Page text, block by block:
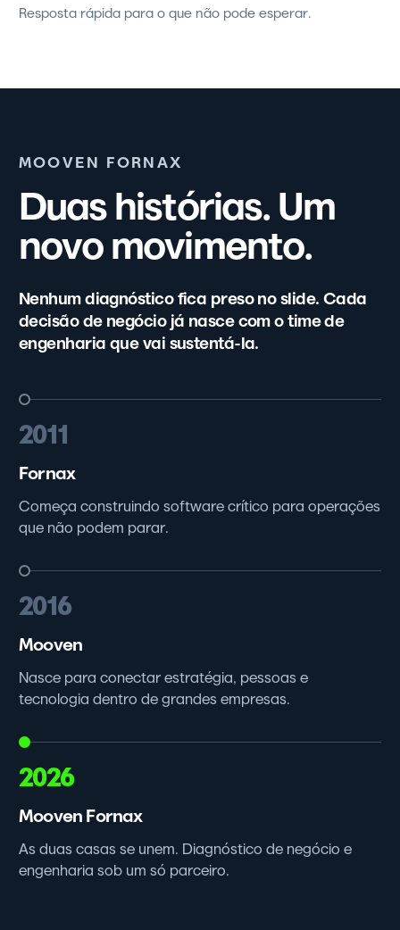
Resposta rápida para o que não pode esperar.
MOOVEN FORNAX
Duas histórias. Um
novo movimento.
Nenhum diagnóstico fica preso no slide. Cada
decisão de negócio já nasce com o time de
engenharia que vai sustentá-la.
2011
Fornax
Começa construindo software crítico para operações
que não podem parar.
2016
Mooven
Nasce para conectar estratégia, pessoas e
tecnologia dentro de grandes empresas.
2026
Mooven Fornax
As duas casas se unem. Diagnóstico de negócio e
engenharia sob um só parceiro.